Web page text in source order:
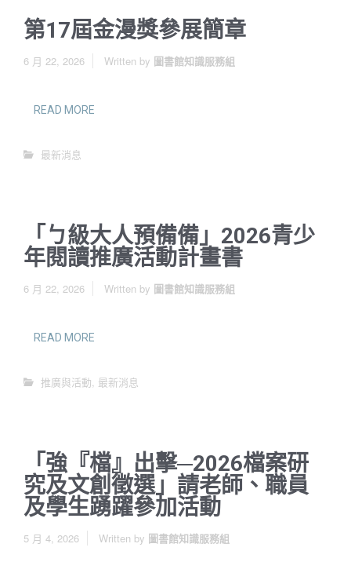
第17屆金漫獎參展簡章
6 月 22, 2026 Written by 圖書館知識服務組
READ MORE
最新消息
「ㄅ級大人預備備」2026青少
年閱讀推廣活動計畫書
6 月 22, 2026 Written by 圖書館知識服務組
READ MORE
推廣與活動, 最新消息
「強『檔』出擊─2026檔案研
究及文創徵選」請老師、職員
及學生踴躍參加活動
5 月 4, 2026 Written by 圖書館知識服務組